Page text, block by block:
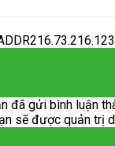
đã gửi bình luận
sẽ được quản trị